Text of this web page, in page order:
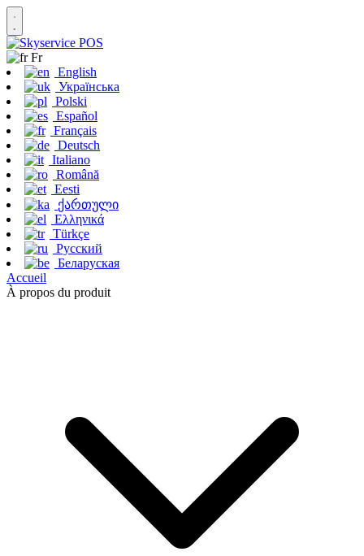
Fr
English
Українська
Polski
Español
Français
Deutsch
Italiano
Română
Eesti
ქართული
Ελληνικά
Türkçe
Русский
Беларуская
Accueil
À propos du produit